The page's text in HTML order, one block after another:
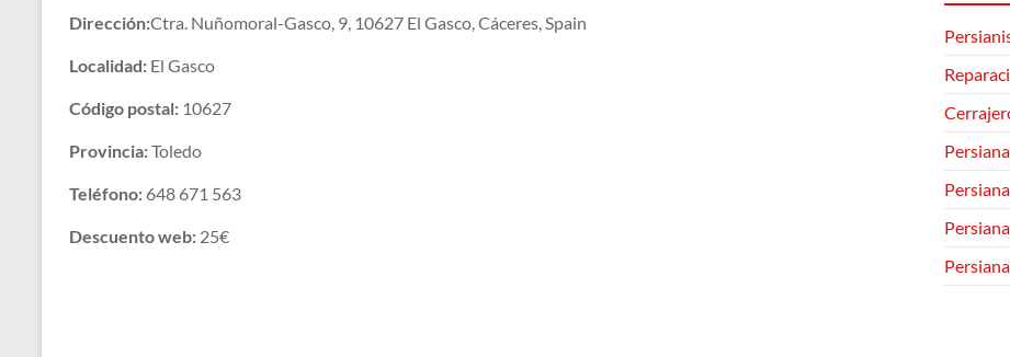
Dirección:Ctra. Nuñomoral-Gasco, 9, 10627 El Gasco, Cáceres, Spain
Localidad: El Gasco
Código postal: 10627
Provincia:Toledo
Teléfono: 648 671 563
Descuento web: 25€